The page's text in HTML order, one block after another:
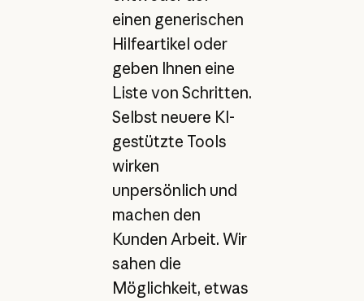
einen generischen
Hilfeartikel oder
geben Ihnen eine
Liste von Schritten.
Selbst neuere KI-
gestützte Tools
wirken
unpersönlich und
machen den
Kunden Arbeit. Wir
sahen die
Möglichkeit, etwas